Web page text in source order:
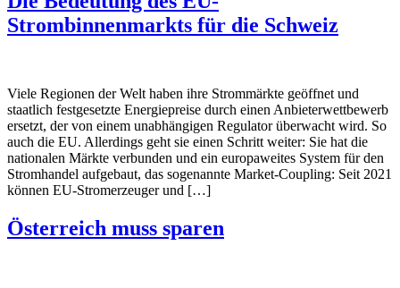
Strombinnenmarkts für die Schweiz
Viele Regionen der Welt haben ihre Strommärkte geöffnet und
staatlich festgesetzte Energiepreise durch einen Anbieterwettbewerb
ersetzt, der von einem unabhängigen Regulator überwacht wird. So
auch die EU. Allerdings geht sie einen Schritt weiter: Sie hat die
nationalen Märkte verbunden und ein europaweites System für den
Stromhandel aufgebaut, das sogenannte Market-Coupling: Seit 2021
können EU-Stromerzeuger und […]
Österreich muss sparen